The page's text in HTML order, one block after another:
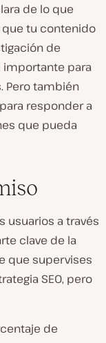
de lo que
tu contenido
de
importante para
Pero también
responder a
que pueda
usuarios a través
clave de la
que supervises
SEO, pero
de